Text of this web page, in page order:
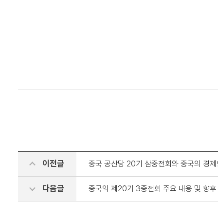
이전글 중국 공산당 20기 삼중전회와 중국의 경제
다음글 중국의 제20기 3중전회 주요 내용 및 향후